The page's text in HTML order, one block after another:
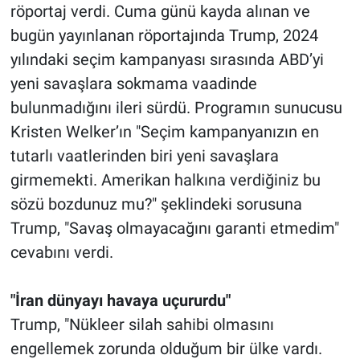
röportaj verdi. Cuma günü kayda alınan ve
bugün yayınlanan röportajında Trump, 2024
yılındaki seçim kampanyası sırasında ABD’yi
yeni savaşlara sokmama vaadinde
bulunmadığını ileri sürdü. Programın sunucusu
Kristen Welker’ın "Seçim kampanyanızın en
tutarlı vaatlerinden biri yeni savaşlara
girmemekti. Amerikan halkına verdiğiniz bu
sözü bozdunuz mu?" şeklindeki sorusuna
Trump, "Savaş olmayacağını garanti etmedim"
cevabını verdi.
"İran dünyayı havaya uçururdu"
Trump, "Nükleer silah sahibi olmasını
engellemek zorunda olduğum bir ülke vardı.